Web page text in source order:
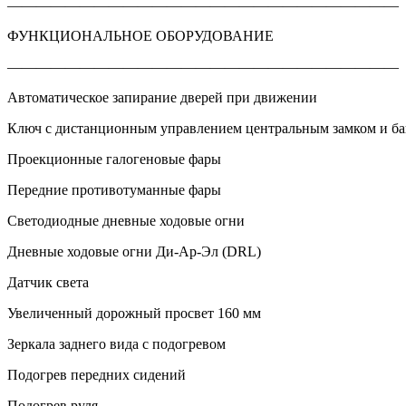
———————————————————————————
ФУНКЦИОНАЛЬНОЕ ОБОРУДОВАНИЕ
———————————————————————————
Автоматическое запирание дверей при движении
Ключ с дистанционным управлением центральным замком и
Проекционные галогеновые фары
Передние противотуманные фары
Светодиодные дневные ходовые огни
Дневные ходовые огни Ди-Ар-Эл (DRL)
Датчик света
Увеличенный дорожный просвет 160 мм
Зеркала заднего вида с подогревом
Подогрев передних сидений